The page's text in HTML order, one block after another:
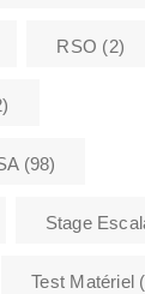
RSO (2)
(98)
Stage
Test Matériel